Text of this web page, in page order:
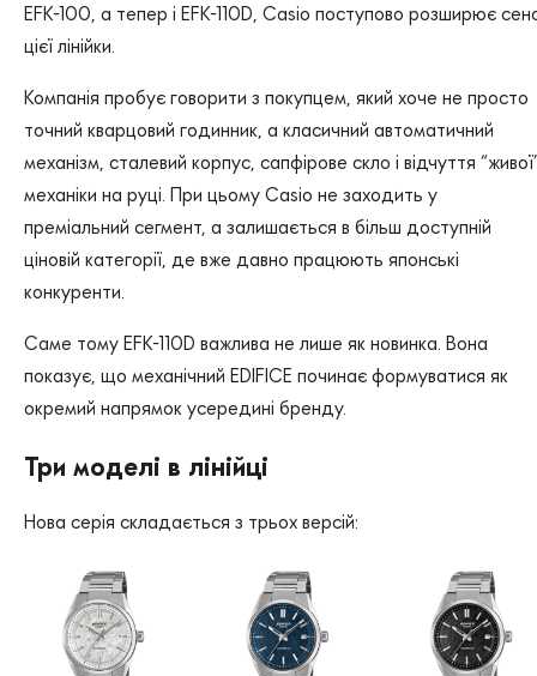
EFK-100, а тепер і EFK-110D, Casio поступово розширює
цієї лінійки.
Компанія пробує говорити з покупцем, який хоче не просто
точний кварцовий годинник, а класичний автоматичний
механізм, сталевий корпус, сапфірове скло і відчуття
механіки на руці. При цьому Casio не заходить у
преміальний сегмент, а залишається в більш доступній
ціновій категорії, де вже давно працюють японські
конкуренти.
Саме тому EFK-110D важлива не лише як новинка. Вона
показує, що механічний EDIFICE починає формуватися як
окремий напрямок усередині бренду.
Три моделі в лінійці
Нова серія складається з трьох версій: